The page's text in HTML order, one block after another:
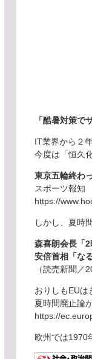
「酷暑対策
IT業界から２
今度は「恒久
東京五輪終わ
スポーツ報知
https://
しかし、夏時
森喜朗会長「2
安倍首相「な
（読売新聞／
おりしもEUは
夏時間廃止論
https://
欧州では1970